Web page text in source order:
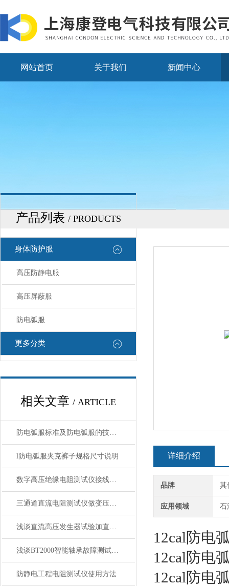
网站首页 关于我们 新闻中心
产品列表 / PRODUCTS
身体防护服
高压防静电服
高压屏蔽服
防电弧服
更多分类
相关文章 / ARTICLE
防电弧服标准及防电弧服的技术说明
l防电弧服夹克裤子规格尺寸说明
数字高压绝缘电阻测试仪接线方法与使用
三通道直流电阻测试仪做变压器检修试验的优势
浅谈直流高压发生器试验加直流负高压的原因
浅谈BT2000智能轴承故障测试仪性能技术参数
防静电工程电阻测试仪使用方法
详细介绍
品牌 其
应用领域 石
12cal防电
12cal防电
12cal防电